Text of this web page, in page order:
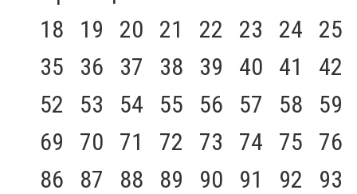
18
19 20 21 22 23 24
25
35
36 37 38 39 40 41
42
52
53 54 55 56 57 58
59
69
70 71 72 73 74 75
76
86
87 88 89 90 91 92
93